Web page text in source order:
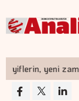
yeni